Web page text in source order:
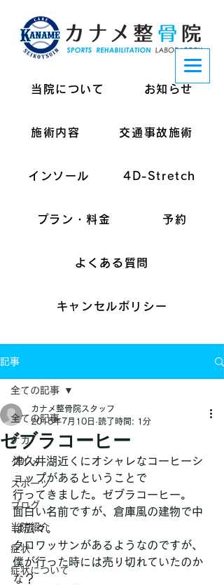
当院について お知らせ
施術内容 交通事故施術
インソール 4D-Stretch
プラン・料金 予約
よくある質問
キャンセルポリシー
記事
全ての記事
ケガ
グルメ
スポーツ
ブログ
当院紹介
症状
症状について
全ての記事
ゼブラコーヒー
カナメ整骨院スタッフ
2015年7月10日 読了時間: 1分
津久井湖近くにオシャレなコーヒーシ
ョップがあるということで
行ってきました。ゼブラコーヒー。
面白い名前ですが、倉庫風の建物で中
は広々。
クロワッサンがあるようなのですが、
僕が行った時には売り切れていたのか
な？